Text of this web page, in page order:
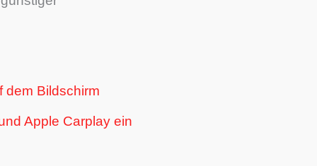
dem Bildschirm
Apple Carplay ein